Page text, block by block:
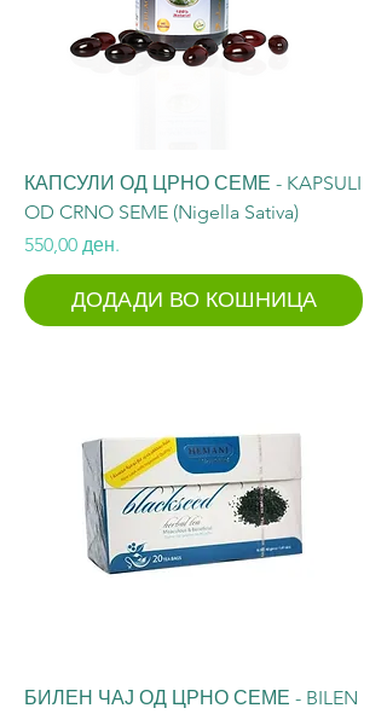
КАПСУЛИ ОД ЦРНО СЕМЕ - KAPSULI
OD CRNO SEME (Nigella Sativa)
Price
550,00 ден.
ДОДАДИ ВО КОШНИЦА
БИЛЕН ЧАЈ ОД ЦРНО СЕМЕ - BILEN